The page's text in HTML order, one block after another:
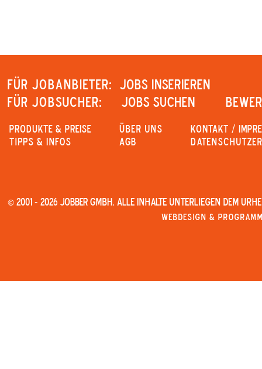
Für Jobanbieter: JOBS INSERIEREN
Für Jobsucher:
JOBS SUCHEN
PRODUKTE & PREISE
Tipps & Infos
Über uns
AGB
KONTAKT /
© 2001 - 2026 JOBBER GmbH. Alle Inhalte unterliegen dem
Webdesign &